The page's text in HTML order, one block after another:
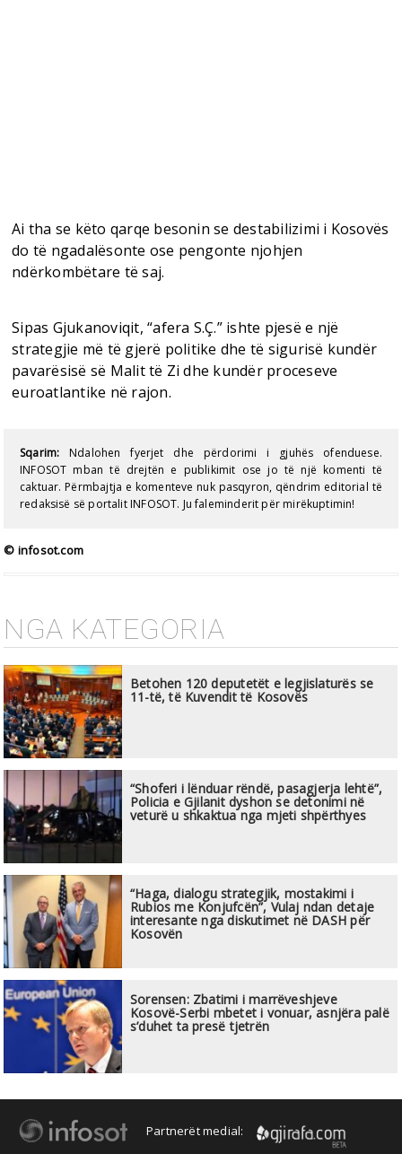
Ai tha se këto qarqe besonin se destabilizimi i Kosovës
do të ngadalësonte ose pengonte njohjen
ndërkombëtare të saj.
Sipas Gjukanoviqit, “afera S.Ç.” ishte pjesë e një
strategjie më të gjerë politike dhe të sigurisë kundër
pavarësisë së Malit të Zi dhe kundër proceseve
euroatlantike në rajon.
Sqarim: Ndalohen fyerjet dhe përdorimi i gjuhës ofenduese.
INFOSOT mban të drejtën e publikimit ose jo të një komenti të
caktuar. Përmbajtja e komenteve nuk pasqyron, qëndrim editorial të
redaksisë së portalit INFOSOT. Ju faleminderit për mirëkuptimin!
© infosot.com
NGA KATEGORIA
Betohen 120 deputetët e legjislaturës se
11-të, të Kuvendit të Kosovës
“Shoferi i lënduar rëndë, pasagjerja lehtë”,
Policia e Gjilanit dyshon se detonimi në
veturë u shkaktua nga mjeti shpërthyes
“Haga, dialogu strategjik, mostakimi i
Rubios me Konjufcën”, Vulaj ndan detaje
interesante nga diskutimet në DASH për
Kosovën
Sorensen: Zbatimi i marrëveshjeve
Kosovë-Serbi mbetet i vonuar, asnjëra palë
s’duhet ta presë tjetrën
Partnerët medial: